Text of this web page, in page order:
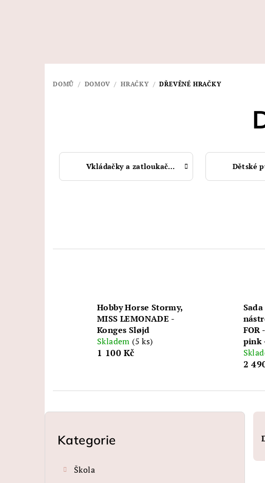
DOMŮ / DOMOV / HRAČKY / DŘEVĚNÉ HRAČKY
Vkládačky a zatloukačky Dětské
Hobby Horse Stormy,
MISS LEMONADE -
Konges Sløjd
Skladem (5 ks)
1 100 Kč
FOR
pink
2
P
Přeskočit
kategorie
Kategorie
Škola
a
z